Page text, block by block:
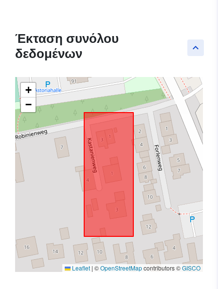
keyboard_arrow_up
Έκταση συνόλου
δεδομένων
+
−
Leaflet | ©OpenStreetMapcontributors ©GISCO